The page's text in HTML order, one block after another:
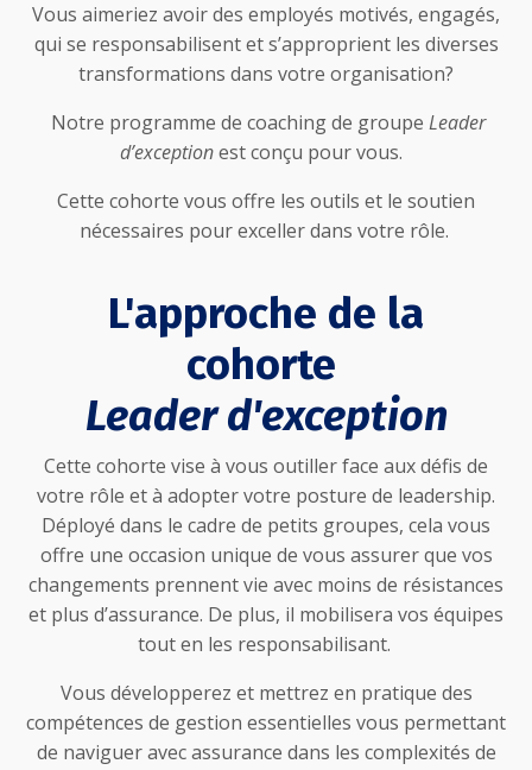
Vous aimeriez avoir des employés motivés, engagés,
qui se responsabilisent et s’approprient les diverses
transformations dans votre organisation?
Notre programme de coaching de groupe Leader
d’exceptionest conçu pour vous.
Cette cohorte vous offre les outils et le soutien
nécessaires pour exceller dans votre rôle.
L'approche de la
cohorte
Leader d'exception
Cette cohorte vise à vous outiller face aux défis de
votre rôle et à adopter votre posture de leadership.
Déployé dans le cadre de petits groupes, cela vous
offre une occasion unique de vous assurer que vos
changements prennent vie avec moins de résistances
et plus d’assurance. De plus, il mobilisera vos équipes
tout en les responsabilisant.
Vous développerez et mettrez en pratique des
compétences de gestion essentielles vous permettant
de naviguer avec assurance dans les complexités de